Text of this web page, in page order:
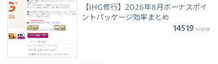
【IHG修行】2026年8月ボーナスポイ
ントパッケージ効率まとめ
14519view